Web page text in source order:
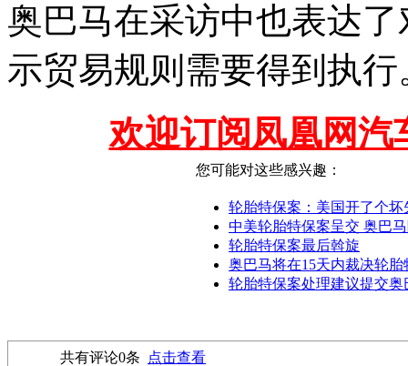
奥巴马在采访中也表达
示贸易规则需要得到执行
欢迎订阅凤凰网汽
您可能对这些感兴趣：
轮胎特保案：美国开了个坏
中美轮胎特保案呈交 奥巴
轮胎特保案最后斡旋
奥巴马将在15天内裁决轮胎
轮胎特保案处理建议提交奥
共有评论0条
点击查看